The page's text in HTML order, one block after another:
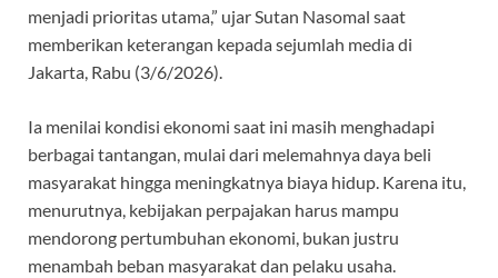
menjadi prioritas utama,” ujar Sutan Nasomal saat
memberikan keterangan kepada sejumlah media di
Jakarta, Rabu (3/6/2026).
Ia menilai kondisi ekonomi saat ini masih menghadapi
berbagai tantangan, mulai dari melemahnya daya beli
masyarakat hingga meningkatnya biaya hidup. Karena itu,
menurutnya, kebijakan perpajakan harus mampu
mendorong pertumbuhan ekonomi, bukan justru
menambah beban masyarakat dan pelaku usaha.